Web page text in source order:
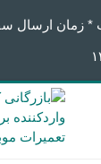
* زمان ارسال